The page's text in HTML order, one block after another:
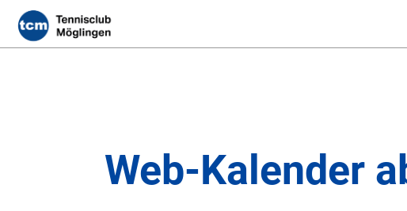
Web-Kalender